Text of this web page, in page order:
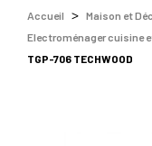
Accueil Maison et
Electroménager cuisine
TGP-706 TECHWOOD